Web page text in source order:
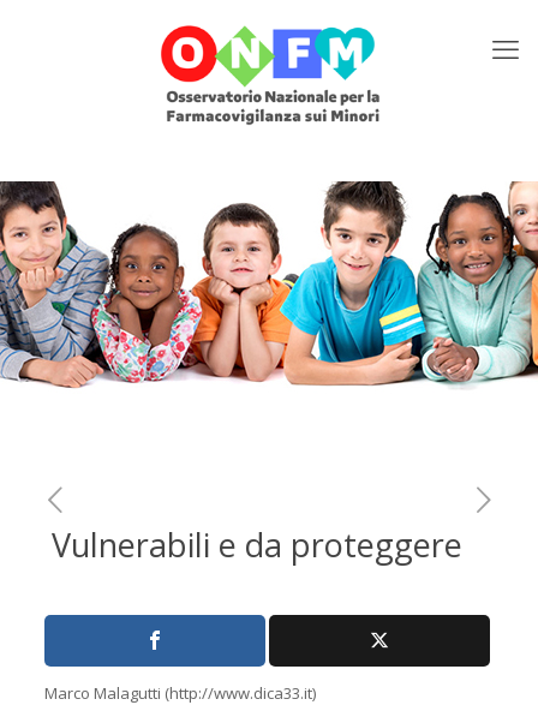
Vulnerabili e da proteggere
Marco Malagutti (http://www.dica33.it)